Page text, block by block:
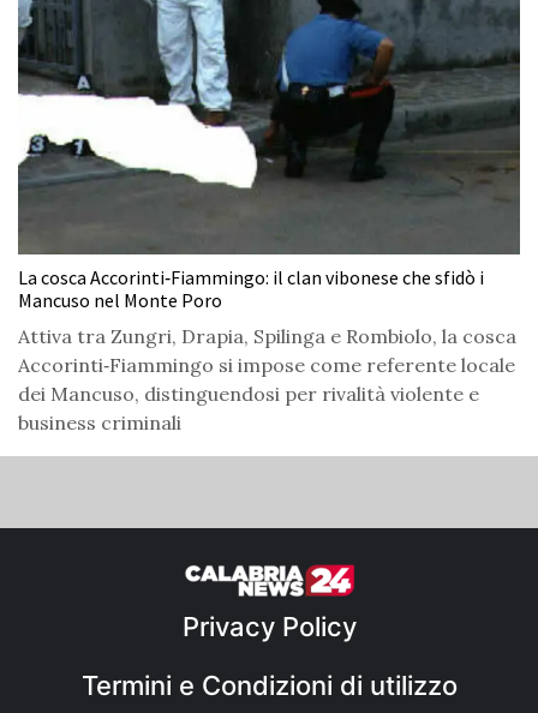
La cosca Accorinti‑Fiammingo: il clan vibonese che sfidò i
Mancuso nel Monte Poro
Attiva tra Zungri, Drapia, Spilinga e Rombiolo, la cosca
Accorinti‑Fiammingo si impose come referente locale
dei Mancuso, distinguendosi per rivalità violente e
business criminali
Privacy Policy
Termini e Condizioni di utilizzo